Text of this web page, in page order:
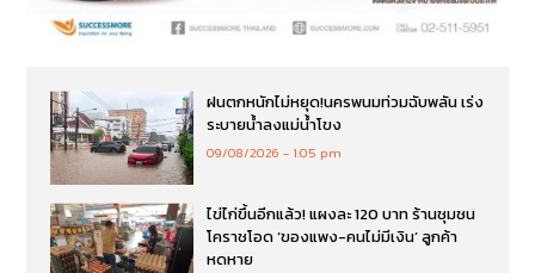
ฝนตกหนักไม่หยุด!นครพนมท่วมฉับพลัน เร่ง
ระบายน้ำลงแม่น้ำโขง
09/08/2026 1:05 pm
ไข่ไก่ขึ้นอีกแล้ว! แผงละ 120 บาท ร้านชุมชน
โคราชโอด ‘ของแพง-คนไม่มีเงิน’ ลูกค้า
หดหาย